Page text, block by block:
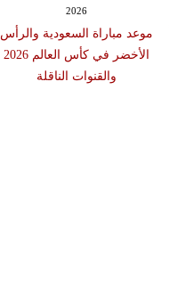
2026
موعد مباراة السعودية والرأس
الأخضر في كأس العالم 2026
والقنوات الناقلة